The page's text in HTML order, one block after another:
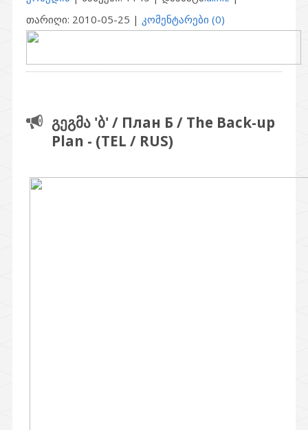
თარიღი: 2010-05-25 | კომენტარები (0)
გეგმა 'ბ' / План Б / The Back-up
Plan - (TEL / RUS)